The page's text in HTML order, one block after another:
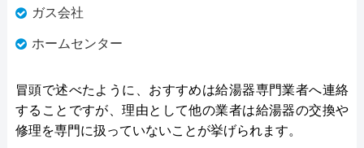
ガス会社
ホームセンター
冒頭で述べたように、おすすめは給湯器専門業者へ連絡
することですが、理由として他の業者は給湯器の交換や
修理を専門に扱っていないことが挙げられます。